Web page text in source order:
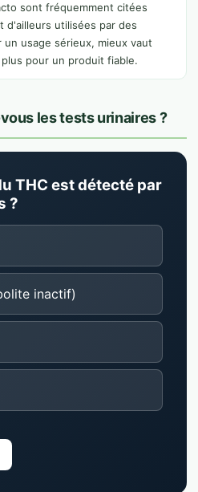
sont fréquemment citées
d'ailleurs utilisées par des
usage sérieux, mieux vaut
pour un produit fiable.
les tests urinaires ?
THC est détecté par
?
inactif)